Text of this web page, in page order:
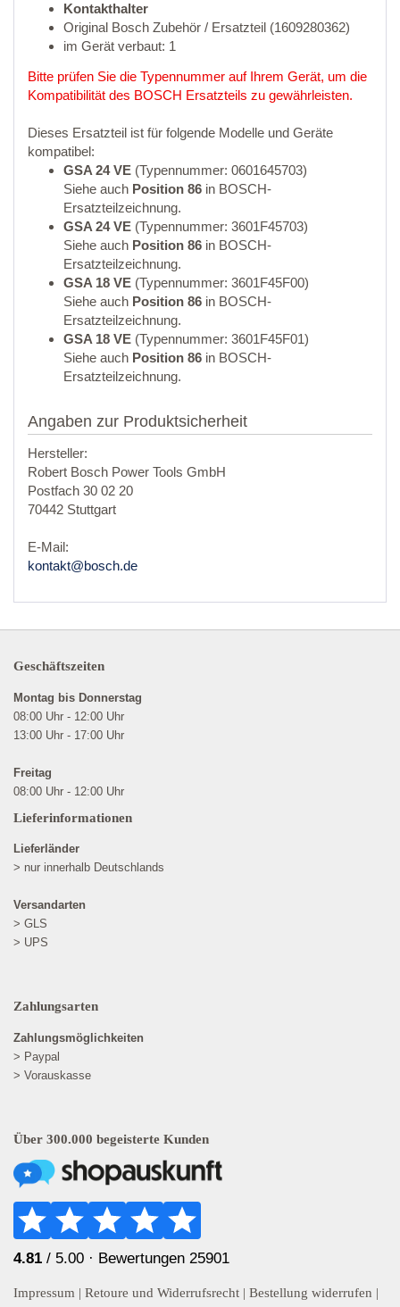
Kontakthalter
Original Bosch Zubehör / Ersatzteil (1609280362)
im Gerät verbaut: 1
Bitte prüfen Sie die Typennummer auf Ihrem Gerät, um die
Kompatibilität des BOSCH Ersatzteils zu gewährleisten.
Dieses Ersatzteil ist für folgende Modelle und Geräte
kompatibel:
GSA 24 VE (Typennummer: 0601645703)
Siehe auch Position 86 in BOSCH-
Ersatzteilzeichnung.
GSA 24 VE (Typennummer: 3601F45703)
Siehe auch Position 86 in BOSCH-
Ersatzteilzeichnung.
GSA 18 VE (Typennummer: 3601F45F00)
Siehe auch Position 86 in BOSCH-
Ersatzteilzeichnung.
GSA 18 VE (Typennummer: 3601F45F01)
Siehe auch Position 86 in BOSCH-
Ersatzteilzeichnung.
Angaben zur Produktsicherheit
Hersteller:
Robert Bosch Power Tools GmbH
Postfach 30 02 20
70442 Stuttgart
E-Mail:
kontakt@bosch.de
Geschäftszeiten
Montag bis Donnerstag
08:00 Uhr - 12:00 Uhr
13:00 Uhr - 17:00 Uhr
Freitag
08:00 Uhr - 12:00 Uhr
Lieferinformationen
Lieferländer
> nur innerhalb Deutschlands
Versandarten
> GLS
> UPS
Zahlungsarten
Zahlungsmöglichkeiten
> Paypal
> Vorauskasse
Über 300.000 begeisterte Kunden
4.81 / 5.00 · Bewertungen 25901
Impressum | Retoure und Widerrufsrecht | Bestellung widerrufen |